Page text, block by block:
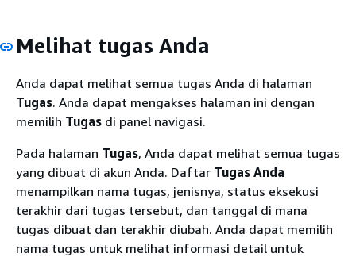
Melihat tugas Anda
Anda dapat melihat semua tugas Anda di halaman
Tugas. Anda dapat mengakses halaman ini dengan
memilih Tugas di panel navigasi.
Pada halaman Tugas, Anda dapat melihat semua tugas
yang dibuat di akun Anda. Daftar Tugas Anda
menampilkan nama tugas, jenisnya, status eksekusi
terakhir dari tugas tersebut, dan tanggal di mana
tugas dibuat dan terakhir diubah. Anda dapat memilih
nama tugas untuk melihat informasi detail untuk